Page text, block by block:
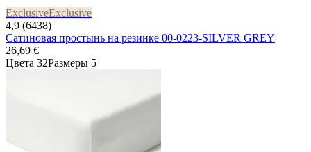
ExclusiveExclusive
4,9 (6438)
Сатиновая простынь на резинке 00-0223-SILVER GREY
26,69 €
Цвета 32Размеры 5